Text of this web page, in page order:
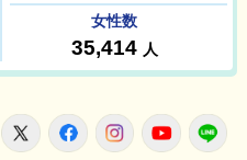
笠間市役所
X FacebookInstagram